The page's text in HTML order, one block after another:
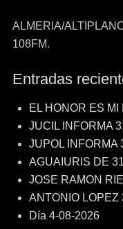
ALMERIA/
108FM.
Entradas
EL HONOR ES
JUCIL INFORMA
JUPOL INFORMA
AGUAIURIS DE
JOSE RAMON
ANTONIO LOPEZ
Día 4-08-2026